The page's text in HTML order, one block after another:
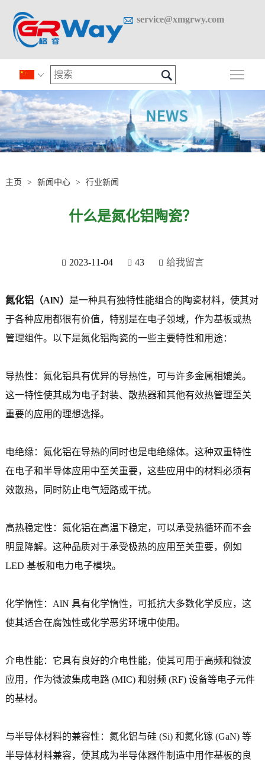
 service@xmgrwy.com
 
主页 > 新闻中心 > 行业新闻
什么是氮化铝陶瓷？
2023-11-04 43 给我留言
氮化铝（AlN） 是一种具有独特性能组合的陶瓷材料，使其对
于各种应用都很有价值，特别是在电子领域，作为基板或热
管理组件。以下是氮化铝陶瓷的一些主要特性和用途：
导热性：氮化铝具有优异的导热性，可与许多金属相媲美。
这一特性使其成为电子封装、散热器和其他有效热管理至关
重要的应用的理想选择。
电绝缘：氮化铝在导热的同时也是电绝缘体。这种双重特性
在电子和半导体应用中至关重要，这些应用中的材料必须有
效散热，同时防止电气短路或干扰。
高热稳定性：氮化铝在高温下稳定，可以承受热循环而不会
明显降解。这种品质对于承受极热的应用至关重要，例如
LED 基板和电力电子模块。
化学惰性：AlN 具有化学惰性，可抵抗大多数化学反应，这
使其适合在腐蚀性或化学恶劣环境中使用。
介电性能：它具有良好的介电性能，使其可用于高频和微波
应用，作为微波集成电路 (MIC) 和射频 (RF) 设备等电子元件
的基材。
与半导体材料的兼容性：氮化铝与硅 (Si) 和氮化镓 (GaN) 等
半导体材料兼容，使其成为半导体器件制造中用作基板的良